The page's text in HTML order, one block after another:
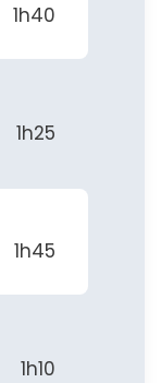
1h40
1h25
1h45
1h10
Politique de